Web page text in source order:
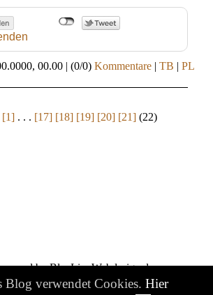
00.00 | (0/0) Kommentare | TB | PL
[1] . . . [17] [18] [19] [20] [21] (22)
by BlueLionWebdesign.de
Blog verwendet Cookies. Hier